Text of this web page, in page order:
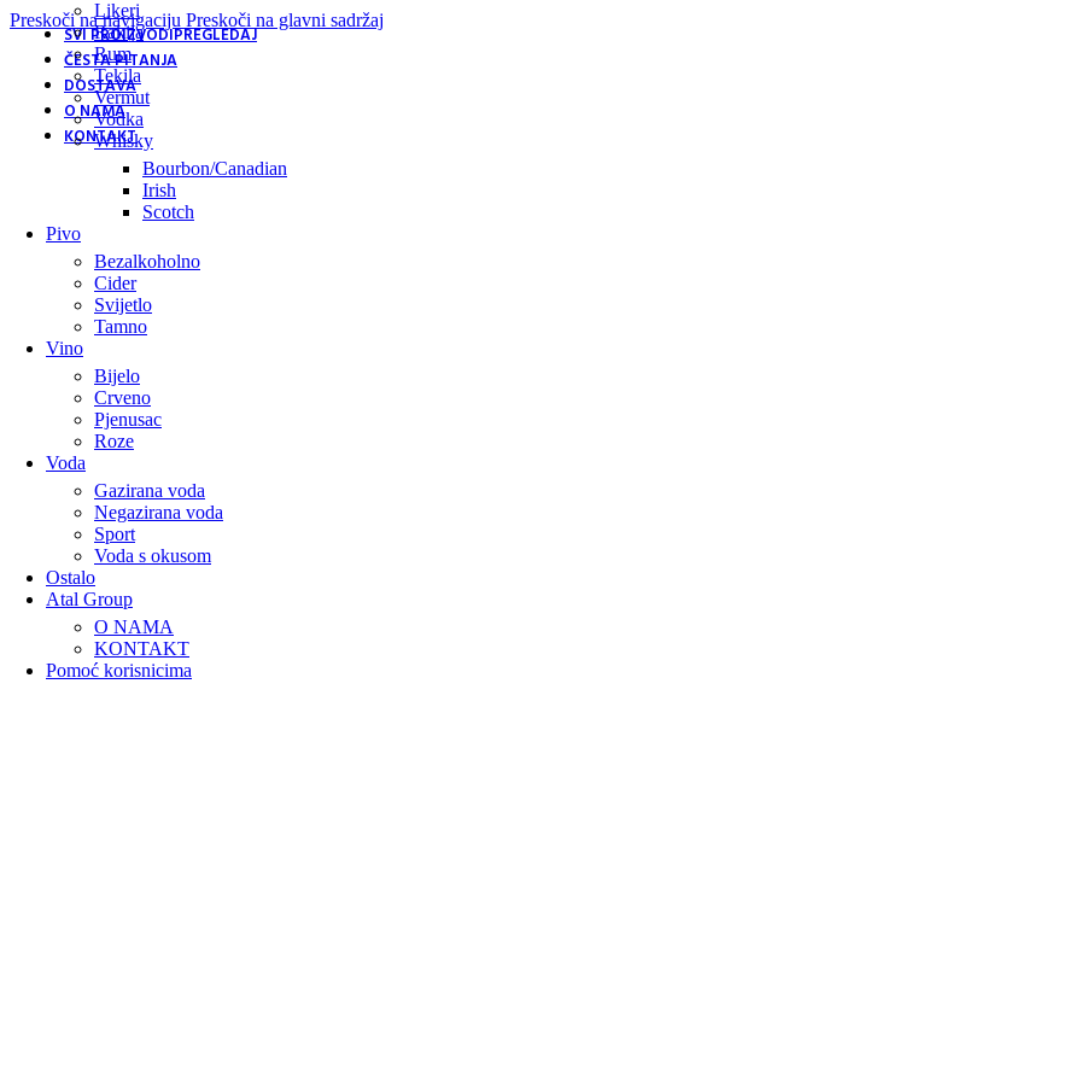
Preskoči na navigaciju Preskoči na glavni sadržaj
SVI PROIZVODIPREGLEDAJ
ČESTA PITANJA
DOSTAVA
O NAMA
KONTAKT
Likeri
Rakija
Rum
Tekila
Vermut
Vodka
Whisky
Bourbon/Canadian
Irish
Scotch
Pivo
Bezalkoholno
Cider
Svijetlo
Tamno
Vino
Bijelo
Crveno
Pjenusac
Roze
Voda
Gazirana voda
Negazirana voda
Sport
Voda s okusom
Ostalo
Atal Group
O NAMA
KONTAKT
Pomoć korisnicima